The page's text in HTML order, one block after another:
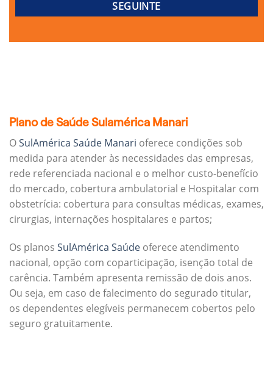
Plano de Saúde Sulamérica Manari
OSulAmérica Saúde Manari oferece condições sob
medida para atender às necessidades das empresas,
rede referenciada nacional e o melhor custo-benefício
do mercado, cobertura ambulatorial e Hospitalar com
obstetrícia: cobertura para consultas médicas, exames,
cirurgias, internações hospitalares e partos;
Os planos SulAmérica Saúde oferece atendimento
nacional, opção com coparticipação, isenção total de
carência. Também apresenta remissão de dois anos.
Ou seja, em caso de falecimento do segurado titular,
os dependentes elegíveis permanecem cobertos pelo
seguro gratuitamente.